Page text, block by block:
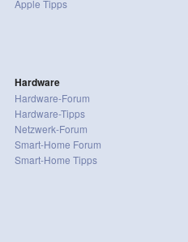
Apple Tipps
Hardware
Hardware-Forum
Hardware-Tipps
Netzwerk-Forum
Smart-Home Forum
Smart-Home Tipps